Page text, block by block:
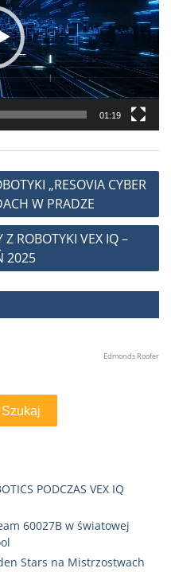
01:19
„RESOVIA CYBER
W PRADZE
Z ROBOTYKI VEX IQ –
2025
Edmonds Roofer
Szukaj
PODCZAS VEX IQ
60027B w światowej
Stars na Mistrzostwach